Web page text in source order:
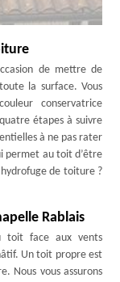
de mettre de
la surface. Vous
conservatrice
étapes à suivre
à ne pas rater
permet au toit d’être
de toiture ?
Rablais
toit face aux vents
Un toit propre est
Nous vous assurons